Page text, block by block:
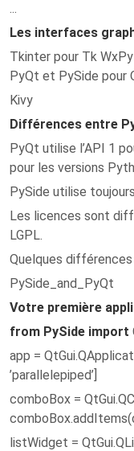
...
Les interfaces
Tkinter pour Tk
PyQt et PySide pour
Kivy
Différences entre
PyQt utilise l’API 1
pour les versions
PySide utilise toujours
Les licences sont
LGPL.
Quelques
PySide_and_PyQt
Votre première
from PySide import
app =
’parallelepiped’]
comboBox =
listWidget =